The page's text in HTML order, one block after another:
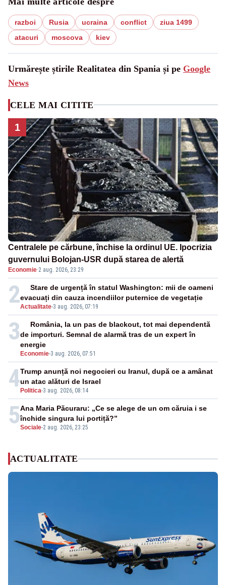
razboi Rusia ucraina conflict
ziua 1499
atacuri
moscova kiev
Urmărește știrile Realitatea din Spania și pe Google
News
CELE MAI CITITE
1
Centralele pe cărbune, închise la ordinul UE. Ipocrizia
guvernului Bolojan-USR după starea de alertă
Economie·2 aug. 2026, 23:29
2Actualitate-3 aug. 2026, 07:19
Stare de urgență în statul Washington: mii de oameni
evacuați din cauza incendiilor puternice de vegetație
3
Economie-3 aug. 2026, 07:51
România, la un pas de blackout, tot mai dependentă
de importuri. Semnal de alarmă tras de un expert în
energie
4 Politica-3 aug. 2026, 08:14
Trump anunță noi negocieri cu Iranul, după ce a amânat
un atac alături de Israel
5Sociale-2 aug. 2026, 23:25
Ana Maria Păcuraru: „Ce se alege de un om căruia i se
închide singura lui portiță?”
ACTUALITATE